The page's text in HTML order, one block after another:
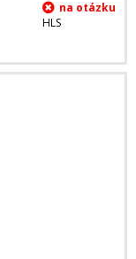
HLS